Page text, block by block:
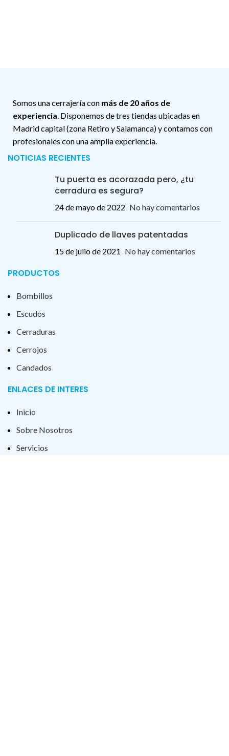
Somos una cerrajería con más de 20 años de
experiencia. Disponemos de tres tiendas ubicadas en
Madrid capital (zona Retiro y Salamanca) y contamos con
profesionales con una amplia experiencia.
NOTICIAS RECIENTES
Tu puerta es acorazada pero, ¿tu
cerradura es segura?
24 de mayo de 2022 No hay comentarios
Duplicado de llaves patentadas
15 de julio de 2021 No hay comentarios
PRODUCTOS
Bombillos
Escudos
Cerraduras
Cerrojos
Candados
ENLACES DE INTERES
Inicio
Sobre Nosotros
Servicios